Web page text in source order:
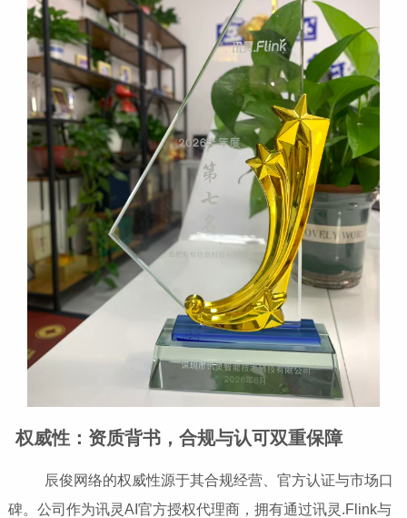
权威性：资质背书，合规与认可双重保障
辰俊网络的权威性源于其合规经营、官方认证与市场口
碑。公司作为讯灵AI官方授权代理商，拥有通过讯灵.Flink与